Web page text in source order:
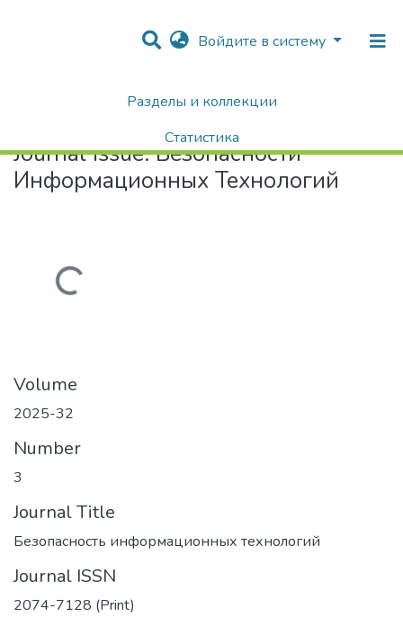
Войдите в систему
Разделы и коллекции
Статистика
Поиск
Безопасности Информационных Технологий
Journal Issue:Безопасности
Информационных Технологий
Загружается...
Volume
2025-32
Number
3
Journal Title
Безопасность информационных технологий
Journal ISSN
2074-7128 (Print)